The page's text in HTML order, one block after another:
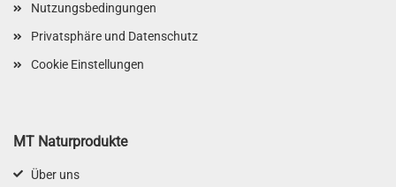
Nutzungsbedingungen
Privatsphäre und Datenschutz
Cookie Einstellungen
MT Naturprodukte
Über uns